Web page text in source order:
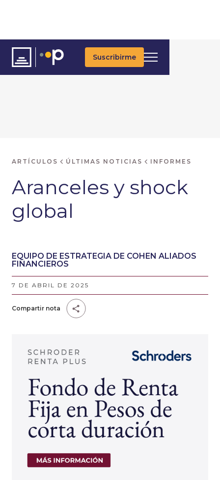
Suscribirme
ARTÍCULOS ÚLTIMAS NOTICIAS INFORMES
Aranceles y shock
global
EQUIPO DE ESTRATEGIA DE COHEN ALIADOS
FINANCIEROS
7 DE ABRIL DE 2025
Compartir nota